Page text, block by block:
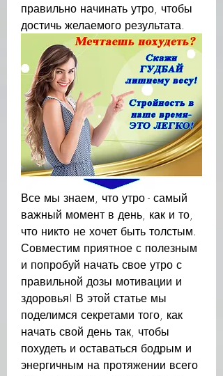
правильно начинать утро, чтобы
достичь желаемого результата.
Все мы знаем, что утро - самый
важный момент в день, как и то,
что никто не хочет быть толстым.
Совместим приятное с полезным
и попробуй начать свое утро с
правильной дозы мотивации и
здоровья! В этой статье мы
поделимся секретами того, как
начать свой день так, чтобы
похудеть и оставаться бодрым и
энергичным на протяжении всего